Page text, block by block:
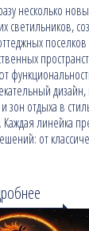
несколько
светильников,
поселков
зон отдыха в
линейка
от